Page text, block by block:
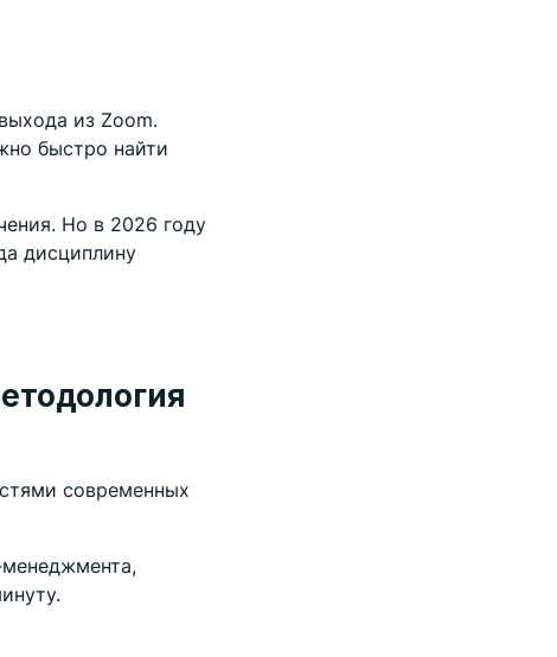
из Zoom.
быстро найти
Но в 2026 году
дисциплину
современных